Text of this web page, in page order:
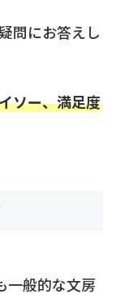
問にお答えし
ソー、満足度
一般的な文房